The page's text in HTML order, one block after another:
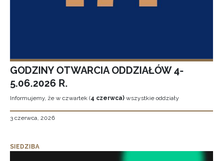
GODZINY OTWARCIA ODDZIAŁÓW 4-
5.06.2026 R.
Informujemy, że w czwartek (4 czerwca) wszystkie oddziały
3 czerwca, 2026
SIEDZIBA